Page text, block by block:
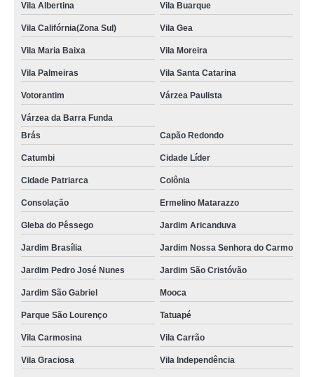
Vila Albertina Vila Buarque
Vila Califórnia(Zona Sul) Vila Gea
Vila Maria Baixa Vila Moreira
Vila Palmeiras Vila Santa Catarina
Votorantim Várzea Paulista
Várzea da Barra Funda
Brás
Capão Redondo
Catumbi Cidade Líder
Cidade Patriarca Colônia
Consolação Ermelino Matarazzo
Gleba do Pêssego Jardim Aricanduva
Jardim Brasília Jardim Nossa Senhora do Carmo
Jardim Pedro José Nunes Jardim São Cristóvão
Jardim São Gabriel Mooca
Parque São Lourenço Tatuapé
Vila Carmosina Vila Carrão
Vila Graciosa Vila Independência